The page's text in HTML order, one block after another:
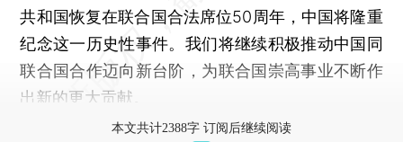
共和国恢复在联合国合法席位50周年，中国将隆重
纪念这一历史性事件。我们将继续积极推动中国同
联合国合作迈向新台阶，为联合国崇高事业不断作
出新的更大贡献。
本文共计2388字 订阅后继续阅读